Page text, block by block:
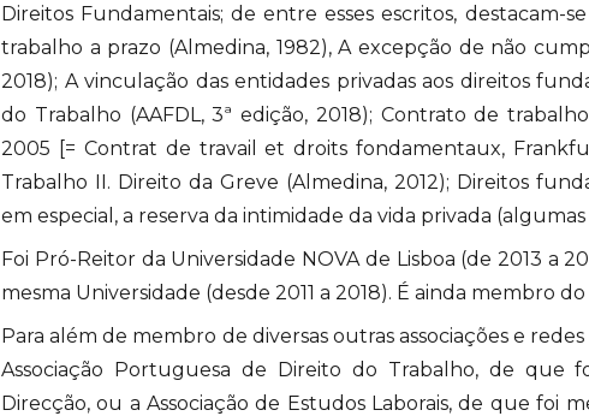
Direitos Fundamentais; de entre esses escritos, destacam-
trabalho a prazo (Almedina, 1982), A excepção de não
2018); A vinculação das entidades privadas aos direitos
do Trabalho (AAFDL, 3ª edição, 2018); Contrato de
2005 [= Contrat de travail et droits fondamentaux,
Trabalho II. Direito da Greve (Almedina, 2012); Direitos
em especial, a reserva da intimidade da vida privada
Foi Pró-Reitor da Universidade NOVA de Lisboa (de 2013 a
mesma Universidade (desde 2011 a 2018). É ainda membro
Para além de membro de diversas outras associações e
Associação Portuguesa de Direito do Trabalho, de que
Direcção, ou a Associação de Estudos Laborais, de que foi